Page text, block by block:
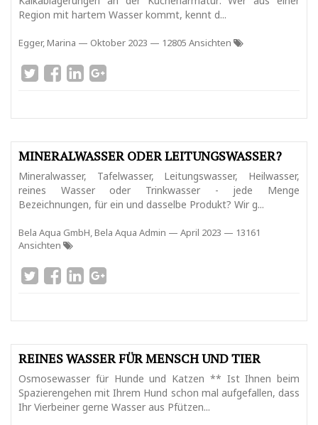
Region mit hartem Wasser kommt, kennt d...
Egger, Marina — Oktober 2023 — 12805 Ansichten
MINERALWASSER ODER LEITUNGSWASSER?
Mineralwasser, Tafelwasser, Leitungswasser, Heilwasser,
reines Wasser oder Trinkwasser - jede Menge
Bezeichnungen, für ein und dasselbe Produkt? Wir g...
Bela Aqua GmbH, Bela Aqua Admin — April 2023 — 13161
Ansichten
REINES WASSER FÜR MENSCH UND TIER
Osmosewasser für Hunde und Katzen ** Ist Ihnen beim
Spazierengehen mit Ihrem Hund schon mal aufgefallen, dass
Ihr Vierbeiner gerne Wasser aus Pfützen...